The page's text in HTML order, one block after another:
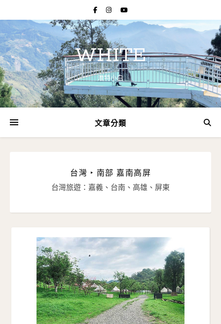
WHITE
淮特小白
文章分類
台灣 ‣ 南部 嘉南高屏
台灣旅遊：嘉義、台南、高雄、屏東